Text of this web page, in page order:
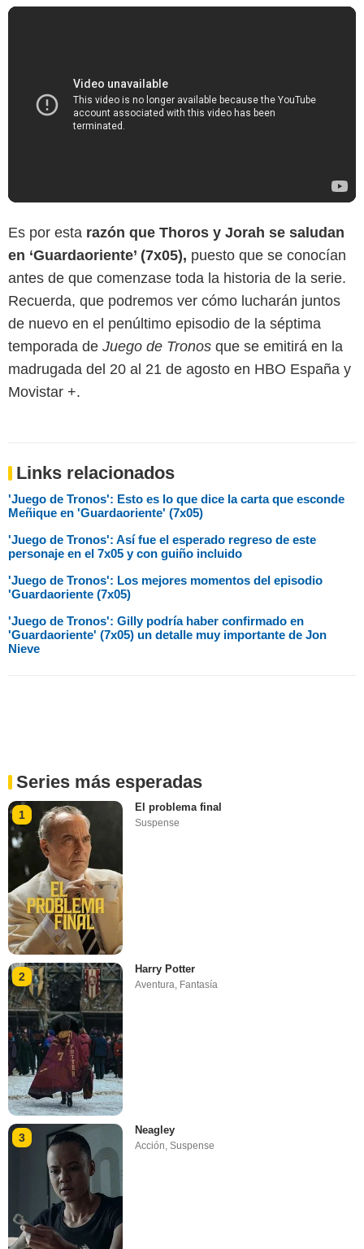
Es por esta razón que Thoros y Jorah se saludan
en ‘Guardaoriente’ (7x05), puesto que se conocían
antes de que comenzase toda la historia de la serie.
Recuerda, que podremos ver cómo lucharán juntos
de nuevo en el penúltimo episodio de la séptima
temporada de Juego de Tronos que se emitirá en la
madrugada del 20 al 21 de agosto en HBO España y
Movistar +.
Links relacionados
'Juego de Tronos': Esto es lo que dice la carta que esconde
Meñique en 'Guardaoriente' (7x05)
'Juego de Tronos': Así fue el esperado regreso de este
personaje en el 7x05 y con guiño incluido
'Juego de Tronos': Los mejores momentos del episodio
'Guardaoriente (7x05)
'Juego de Tronos': Gilly podría haber confirmado en
'Guardaoriente' (7x05) un detalle muy importante de Jon
Nieve
Series más esperadas
1
El problema final
Suspense
2
Harry Potter
Aventura Fantasía
3
Neagley
Acción,Suspense